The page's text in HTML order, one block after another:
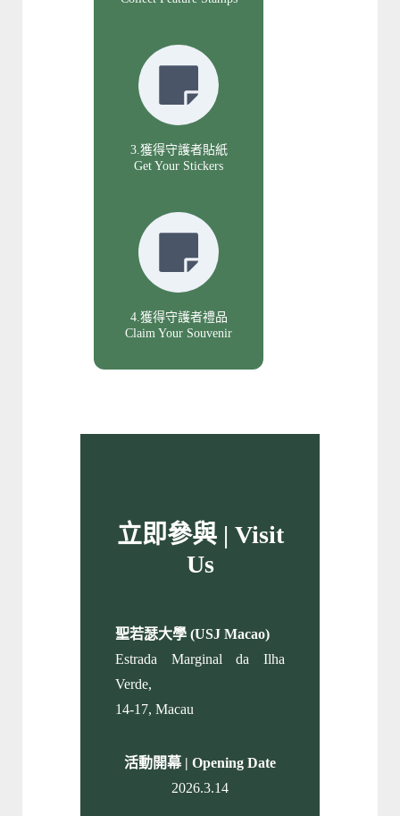
3.獲得守護者貼紙
Get Your Stickers
4.獲得守護者禮品
Claim Your Souvenir
立即參與 | Visit
Us
聖若瑟大學 (USJ Macao)
Estrada Marginal da Ilha
Verde,
14-17, Macau
活動開幕 | Opening Date
2026.3.14